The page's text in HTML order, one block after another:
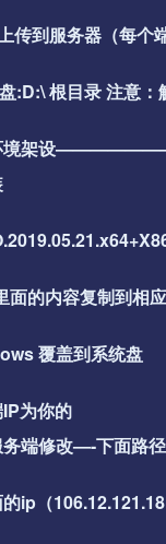
传到服务器（每个
:D:\ 根目录 注意：
架设
的内容复制到相
覆盖到系统盘
为你的
修改—-下面路
ip（